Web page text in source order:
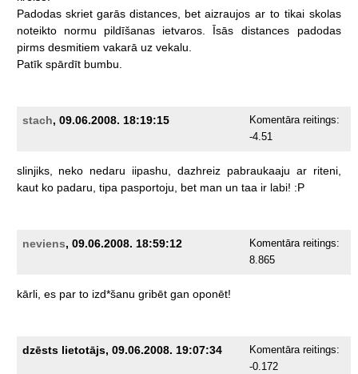
Padodas skriet garās distances, bet aizraujos ar to tikai skolas
noteikto
normu pildīšanas ietvaros. Īsās distances
padodas
pirms desmitiem vakarā uz vekalu.
Patīk spārdīt bumbu.
stach, 09.06.2008. 18:19:15
Komentāra reitings:
-4.51
slinjiks, neko nedaru iipashu, dazhreiz pabraukaaju ar riteni,
kaut ko padaru, tipa pasportoju, bet man un taa ir labi! :P
neviens, 09.06.2008. 18:59:12
Komentāra reitings:
8.865
kārli, es par to izd*šanu gribēt gan oponēt!
dzēsts lietotājs, 09.06.2008. 19:07:34
Komentāra reitings:
-0.172